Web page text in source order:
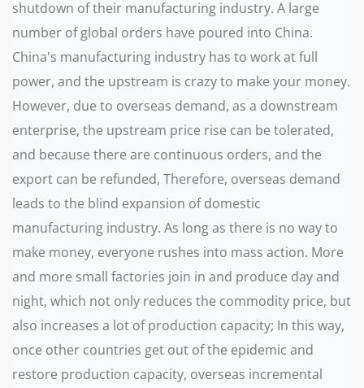
shutdown of their manufacturing industry. A large
number of global orders have poured into China.
China's manufacturing industry has to work at full
power, and the upstream is crazy to make your money.
However, due to overseas demand, as a downstream
enterprise, the upstream price rise can be tolerated,
and because there are continuous orders, and the
export can be refunded, Therefore, overseas demand
leads to the blind expansion of domestic
manufacturing industry. As long as there is no way to
make money, everyone rushes into mass action. More
and more small factories join in and produce day and
night, which not only reduces the commodity price, but
also increases a lot of production capacity; In this way,
once other countries get out of the epidemic and
restore production capacity, overseas incremental